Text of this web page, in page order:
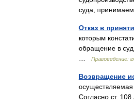
суда,
Отказ в
которым
обращение в
Правоведение:
Возвращение
осуществляемая
Согласно ст.